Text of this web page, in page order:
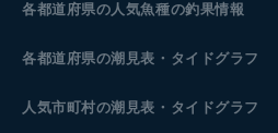
各都道府県の人気魚種の釣果情報
各都道府県の潮見表 ・タイドグラフ
人気市町村の潮見表・タイドグラフ